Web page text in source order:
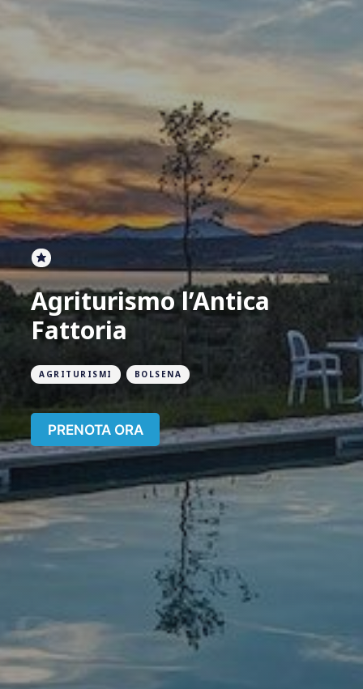
Agriturismo l’Antica
Fattoria
AGRITURISMI BOLSENA
PRENOTA ORA